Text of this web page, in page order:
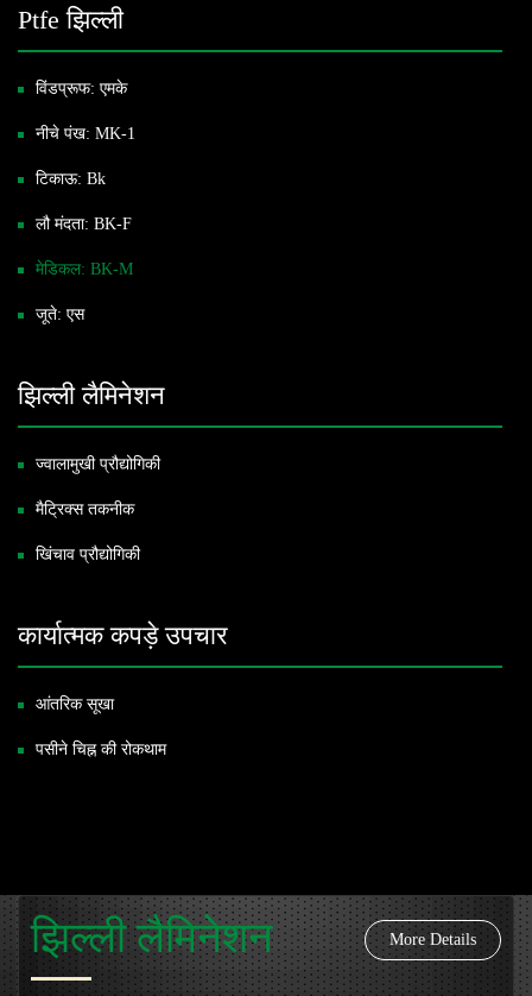
Ptfe झिल्ली
विंडप्रूफ: एमके
नीचे पंख: MK-1
टिकाऊ: Bk
लौ मंदता: BK-F
मेडिकल: BK-M
जूते: एस
झिल्ली लैमिनेशन
ज्वालामुखी प्रौद्योगिकी
मैट्रिक्स तकनीक
खिंचाव प्रौद्योगिकी
कार्यात्मक कपड़े उपचार
आंतरिक सूखा
पसीने चिह्न की रोकथाम
झिल्ली लैमिनेशन More Details